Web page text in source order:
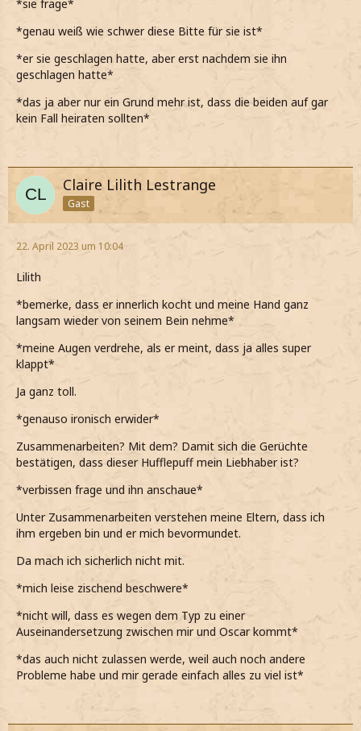
*sie frage*
*genau weiß wie schwer diese Bitte für sie ist*
*er sie geschlagen hatte, aber erst nachdem sie ihn
geschlagen hatte*
*das ja aber nur ein Grund mehr ist, dass die beiden auf gar
kein Fall heiraten sollten*
Claire Lilith Lestrange
Gast
22. April 2023 um 10:04
Lilith
*bemerke, dass er innerlich kocht und meine Hand ganz
langsam wieder von seinem Bein nehme*
*meine Augen verdrehe, als er meint, dass ja alles super
klappt*
Ja ganz toll.
*genauso ironisch erwider*
Zusammenarbeiten? Mit dem? Damit sich die Gerüchte
bestätigen, dass dieser Hufflepuff mein Liebhaber ist?
*verbissen frage und ihn anschaue*
Unter Zusammenarbeiten verstehen meine Eltern, dass ich
ihm ergeben bin und er mich bevormundet.
Da mach ich sicherlich nicht mit.
*mich leise zischend beschwere*
*nicht will, dass es wegen dem Typ zu einer
Auseinandersetzung zwischen mir und Oscar kommt*
*das auch nicht zulassen werde, weil auch noch andere
Probleme habe und mir gerade einfach alles zu viel ist*